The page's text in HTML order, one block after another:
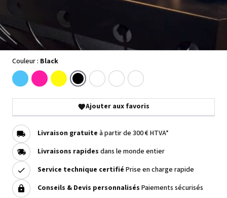
Couleur : Black
Ajouter aux favoris
Livraison gratuite à partir de 300 € HTVA*
Livraisons rapides dans le monde entier
Service technique certifié Prise en charge rapide
Conseils & Devis personnalisés Paiements sécurisés